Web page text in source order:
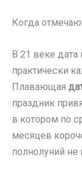
Когда
В 21 веке дата
практически
Плавающая
праздник
в котором по
месяцев
полнолуний